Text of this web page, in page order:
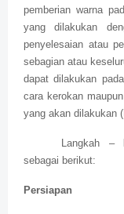
pemberian warna
yang dilakukan
penyelesaian atau
sebagian atau
dapat dilakukan
cara kerokan
yang akan dilakukan
Langkah –
sebagai berikut:
Persiapan